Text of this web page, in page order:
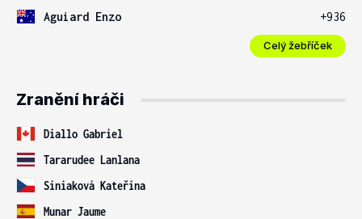
Aguiard Enzo
+936
Celý žebříček
Zranění hráči
Diallo Gabriel
Tararudee Lanlana
Siniaková Kateřina
Munar Jaume